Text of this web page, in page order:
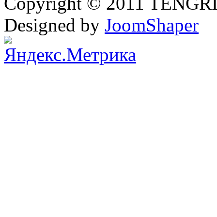
Designed by JoomShaper